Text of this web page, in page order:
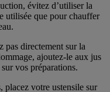
évitez d’utiliser la
utilisée que pour chauffer
pas directement sur la
ajoutez-le aux jus
vos préparations.
placez votre ustensile sur